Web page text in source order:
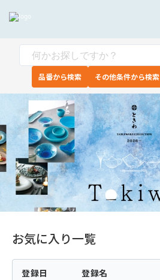
品番から検索 その他条件から検索
お気に入り一覧
登録日 登録名